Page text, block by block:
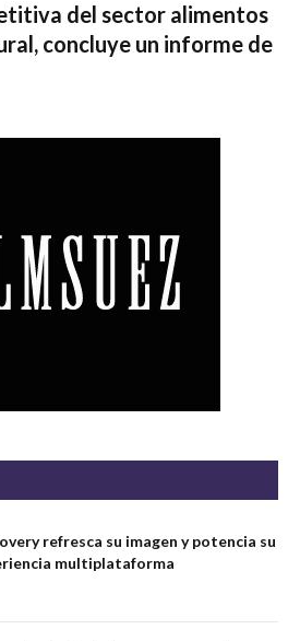
del sector alimentos
concluye un informe de
refresca su imagen y potencia su
multiplataforma